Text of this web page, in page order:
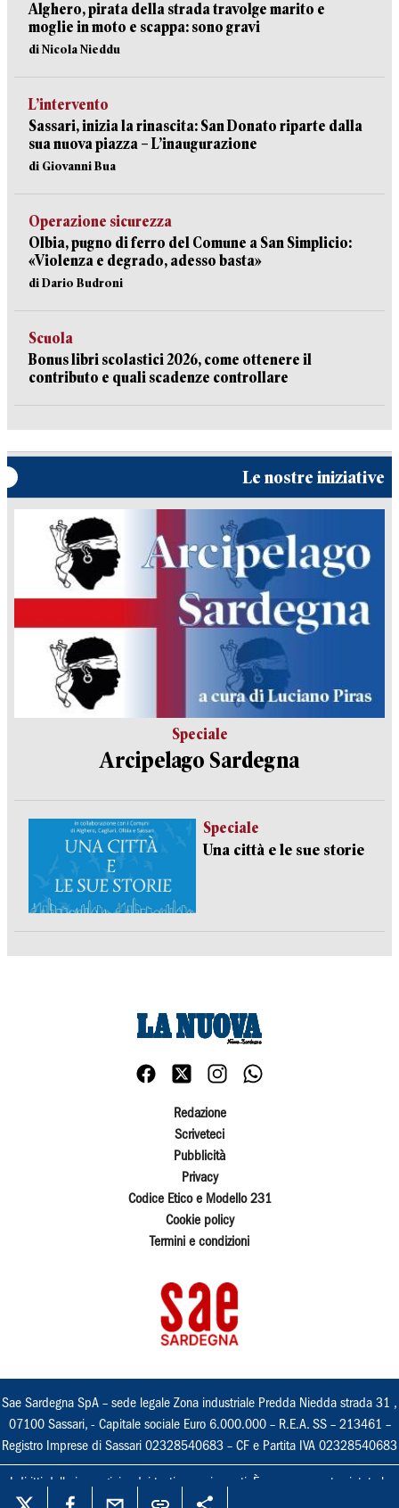
Alghero, pirata della strada travolge marito e
moglie in moto e scappa: sono gravi
di Nicola Nieddu
L’intervento
Sassari, inizia la rinascita: San Donato riparte dalla
sua nuova piazza – L’inaugurazione
di Giovanni Bua
Operazione sicurezza
Olbia, pugno di ferro del Comune a San Simplicio:
«Violenza e degrado, adesso basta»
di Dario Budroni
Scuola
Bonus libri scolastici 2026, come ottenere il
contributo e quali scadenze controllare
Le nostre iniziative
Speciale
Arcipelago Sardegna
Speciale
Una città e le sue storie
Redazione
Scriveteci
Pubblicità
Privacy
Codice Etico e Modello 231
Cookie policy
Termini e condizioni
Sae Sardegna SpA – sede legale Zona industriale Predda Niedda strada 31 ,
07100 Sassari, - Capitale sociale Euro 6.000.000 – R.E.A. SS – 213461 –
Registro Imprese di Sassari 02328540683 – CF e Partita IVA 02328540683
I diritti delle immagini e dei testi sono riservati. È espressamente vietata la
loro riproduzione con qualsiasi mezzo e l'adattamento totale o parziale.